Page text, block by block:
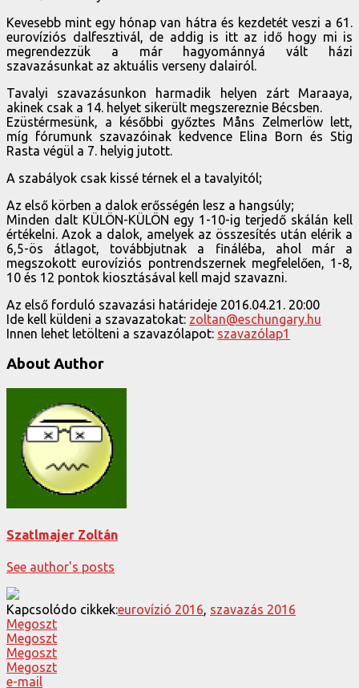
Kevesebb mint egy hónap van hátra és kezdetét veszi a 61.
eurovíziós dalfesztivál, de addig is itt az idő hogy mi is
megrendezzük a már hagyománnyá vált házi
szavazásunkat az aktuális verseny dalairól.
Tavalyi szavazásunkon harmadik helyen zárt Maraaya,
akinek csak a 14. helyet sikerült megszereznie Bécsben.
Ezüstérmesünk, a későbbi győztes Måns Zelmerlöw lett,
míg fórumunk szavazóinak kedvence Elina Born és Stig
Rasta végül a 7. helyig jutott.
A szabályok csak kissé térnek el a tavalyitól;
Az első körben a dalok erősségén lesz a hangsúly;
Minden dalt KÜLÖN-KÜLÖN egy 1-10-ig terjedő skálán kell
értékelni. Azok a dalok, amelyek az összesítés után elérik a
6,5-ös átlagot, továbbjutnak a fináléba, ahol már a
megszokott eurovíziós pontrendszernek megfelelően, 1-8,
10 és 12 pontok kiosztásával kell majd szavazni.
Az első forduló szavazási határideje 2016.04.21. 20:00
Ide kell küldeni a szavazatokat: zoltan@eschungary.hu
Innen lehet letölteni a szavazólapot: szavazólap1
About Author
Szatlmajer Zoltán
See author's posts
Kapcsolódo cikkek:eurovízió 2016 szavazás 2016
Megoszt
Megoszt
Megoszt
Megoszt
e-mail